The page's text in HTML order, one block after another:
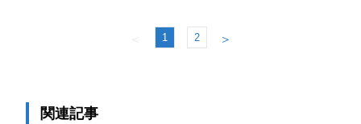
＜ 1 2 ＞
関連記事